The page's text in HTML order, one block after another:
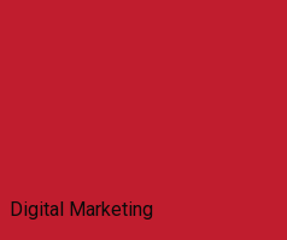
Digital Marketing